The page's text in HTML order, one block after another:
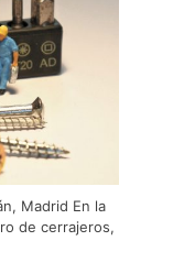
Madrid En la
de cerrajeros,